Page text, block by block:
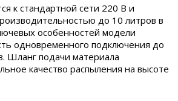
к стандартной сети 220 В и
до 10 литров в
особенностей модели
одновременного подключения до
Шланг подачи материала
качество распыления на высоте